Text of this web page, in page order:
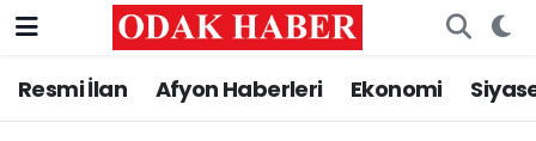
Resmi İlan Afyon Haberleri Ekonomi
AFYONKARAHİSAR HABERLERİ
Nöbetçi Eczaneler